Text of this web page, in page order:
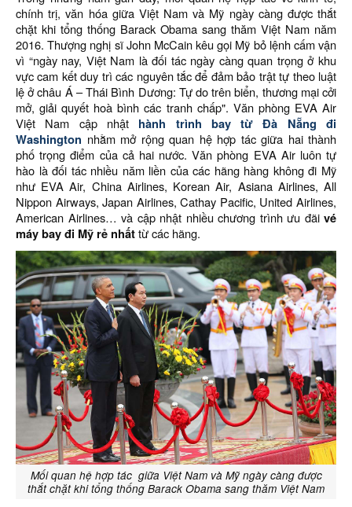
chính trị, văn hóa giữa Việt Nam và Mỹ ngày càng được thắt
chặt khi tổng thống Barack Obama sang thăm Việt Nam năm
2016. Thượng nghị sĩ John McCain kêu gọi Mỹ bỏ lệnh cấm vận
vì “ngày nay, Việt Nam là đối tác ngày càng quan trọng ở khu
vực cam kết duy trì các nguyên tắc để đảm bảo trật tự theo luật
lệ ở châu Á – Thái Bình Dương: Tự do trên biển, thương mại cởi
mở, giải quyết hoà bình các tranh chấp". Văn phòng EVA Air
Việt Nam cập nhật
hành trình bay từ Đà Nẵng đi
Washington nhằm mở rộng quan hệ hợp tác giữa hai thành
phố trọng điểm của cả hai nước. Văn phòng EVA Air luôn tự
hào là đối tác nhiều năm liền của các hãng hàng không đi Mỹ
như EVA Air, China Airlines, Korean Air, Asiana Airlines, All
Nippon Airways, Japan Airlines, Cathay Pacific, United Airlines,
American Airlines… và cập nhật nhiều chương trình ưu đãi vé
máy bay đi Mỹ rẻ nhấttừ các hãng.
Mối quan hệ hợp tác giữa Việt Nam và Mỹ ngày càng được
thắt chặt khi tổng thống Barack Obama sang thăm Việt Nam